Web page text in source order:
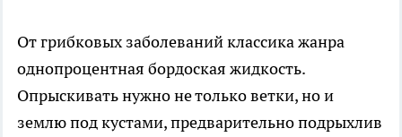
От грибковых заболеваний классика жанра
однопроцентная бордоская жидкость.
Опрыскивать нужно не только ветки, но и
землю под кустами, предварительно подрыхлив